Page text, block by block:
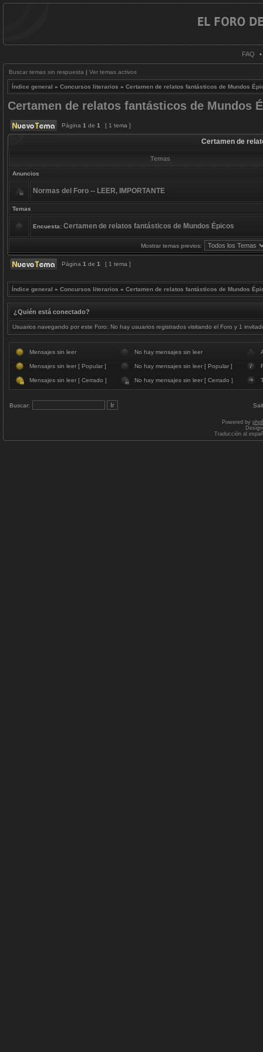
FAQ •
Buscar temas sin respuesta | Ver temas activos
Índice general » Concursos literarios » Certamen de relatos fantásticos de Mundos
Certamen de relatos fantásticos de Mundos
Página 1 de 1 [ 1 tema ]
Certamen de
Temas
Anuncios
Normas del Foro -- LEER, IMPORTANTE
Temas
Encuesta: Certamen de relatos fantásticos de Mundos Épicos
Mostrar temas previos:
Página 1 de 1 [ 1 tema ]
Índice general » Concursos literarios » Certamen de relatos fantásticos de Mundos
¿Quién está conectado?
Usuarios navegando por este Foro: No hay usuarios registrados visitando el Foro y 1
Mensajes sin leer No hay mensajes sin leer
Mensajes sin leer [ Popular ] No hay mensajes sin leer [ Popular ]
Mensajes sin leer [ Cerrado ] No hay mensajes sin leer [ Cerrado ]
Buscar:
Powered by
Traducción al